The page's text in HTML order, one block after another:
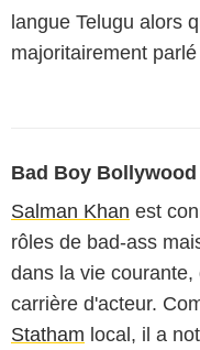
langue Telugu alors
majoritairement
Bad Boy Bollywood
Salman Khan est
rôles de bad-ass
dans la vie
carrière d'acteur.
Statham local, il a